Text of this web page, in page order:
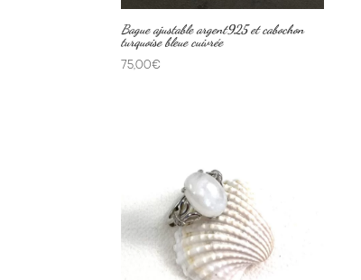
Bague ajustable argent925 et cabochon
turquoise bleue cuivrée
75,00€